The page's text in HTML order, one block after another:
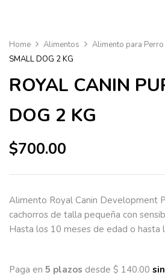
Home Alimentos Alimento para Perro
SMALL DOG 2 KG
ROYAL CANIN
DOG 2 KG
$700.00
Alimento Royal Canin Development
cachorros de talla pequeña con
Hasta los 10 meses de edad o hasta